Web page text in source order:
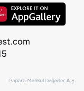
Papara Menkul Değerler A.Ş.